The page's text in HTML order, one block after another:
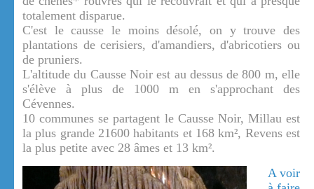
totalement disparue.
C'est le causse le moins désolé, on y trouve des
plantations de cerisiers, d'amandiers, d'abricotiers ou
de pruniers.
L'altitude du Causse Noir est au dessus de 800 m, elle
s'élève à plus de 1000 m en s'approchant des
Cévennes.
10 communes se partagent le Causse Noir, Millau est
la plus grande 21600 habitants et 168 km², Revens est
la plus petite avec 28 âmes et 13 km².
A voir